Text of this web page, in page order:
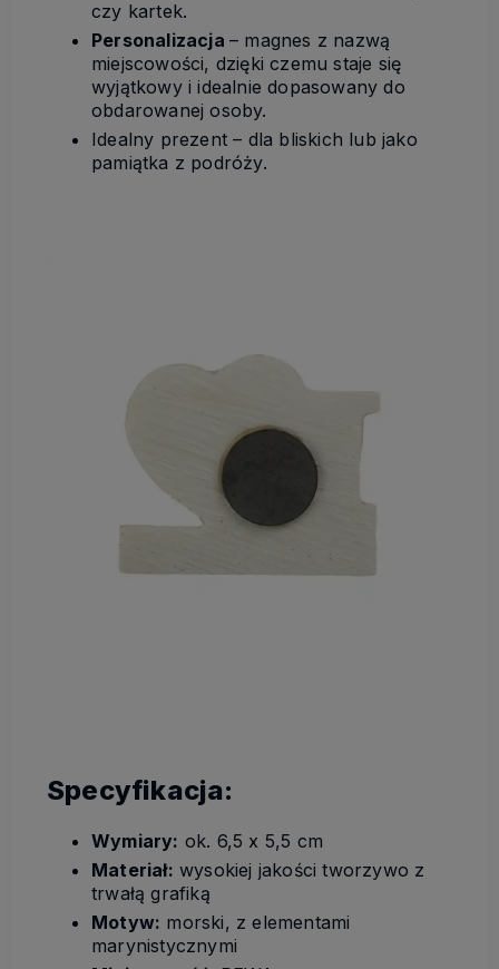
czy kartek.
Personalizacja – magnes z nazwą
miejscowości, dzięki czemu staje się
wyjątkowy i idealnie dopasowany do
obdarowanej osoby.
Idealny prezent – dla bliskich lub jako
pamiątka z podróży.
Specyfikacja:
Wymiary: ok. 6,5 x 5,5 cm
Materiał: wysokiej jakości tworzywo z
trwałą grafiką
Motyw: morski, z elementami
marynistycznymi